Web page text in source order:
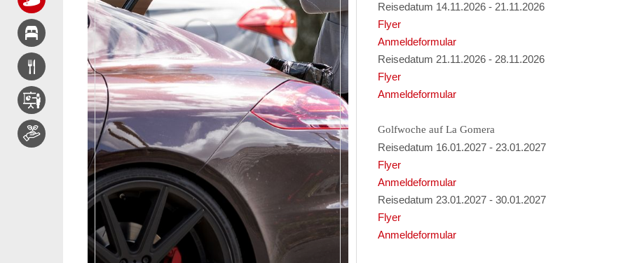
Reisedatum 14.11.2026 - 21.11.2026
Flyer
Anmeldeformular
Reisedatum 21.11.2026 - 28.11.2026
Flyer
Anmeldeformular
Golfwoche auf La Gomera
Reisedatum 16.01.2027 - 23.01.2027
Flyer
Anmeldeformular
Reisedatum 23.01.2027 - 30.01.2027
Flyer
Anmeldeformular